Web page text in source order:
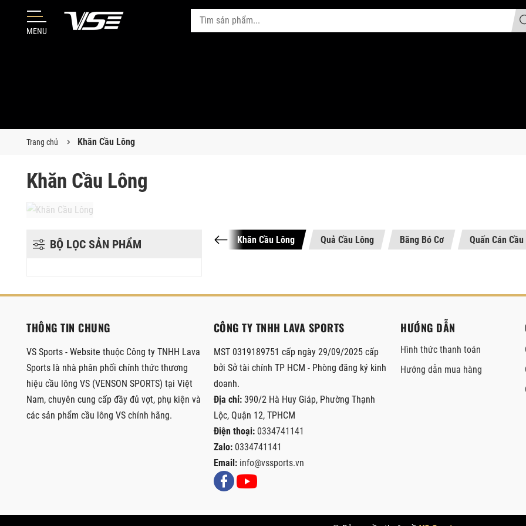
MENU
Trang chủ Khăn Cầu Lông
Khăn Cầu Lông
BỘ LỌC SẢN PHẨM Khăn Cầu Lông Quả Cầu Lông Băng Bó Cơ Quấn Cán
THÔNG TIN CHUNG
VS Sports - Website thuộc Công ty TNHH Lava
Sports là nhà phân phối chính thức thương
hiệu cầu lông VS (VENSON SPORTS) tại Việt
Nam, chuyên cung cấp đầy đủ vợt, phụ kiện và
các sản phẩm cầu lông VS chính hãng.
CÔNG TY TNHH LAVA SPORTS
MST 0319189751 cấp ngày 29/09/2025 cấp
bởi Sở tài chính TP HCM - Phòng đăng ký kinh
doanh.
Địa chỉ: 390/2 Hà Huy Giáp, Phường Thạnh
Lộc, Quận 12, TPHCM
Điện thoại: 0334741141
Zalo: 0334741141
Email: info@vssports.vn
HƯỚNG DẪN
Hình thức thanh toán
Hướng dẫn mua hàng